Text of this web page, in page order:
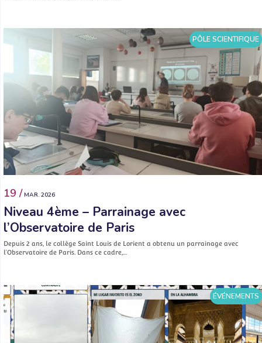
PÔLE SCIENTIFIQUE
19 / MAR. 2026
Niveau 4ème – Parrainage avec
l’Observatoire de Paris
Depuis 2 ans, le collège Saint Louis de Lorient a obtenu un parrainage avec
l’Observatoire de Paris. Dans ce cadre,…
ÉVÉNEMENTS